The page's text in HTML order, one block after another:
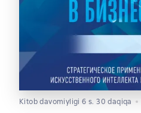
Kitob davomiyligi 6 s. 30 daqiqa